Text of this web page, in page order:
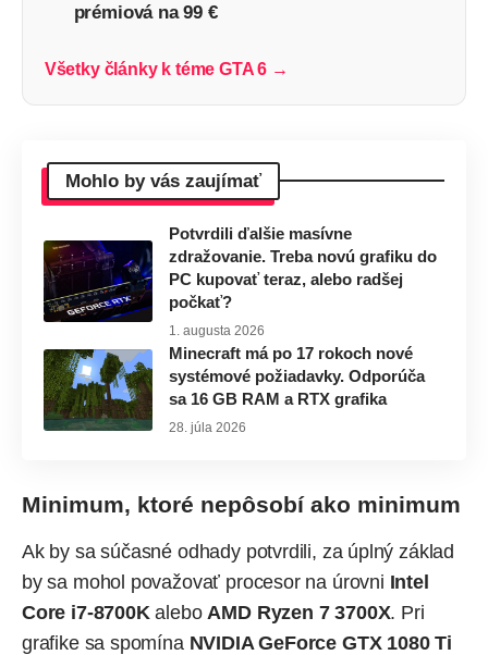
prémiová na 99 €
Všetky články k téme GTA 6 →
Mohlo by vás zaujímať
Potvrdili ďalšie masívne
zdražovanie. Treba novú grafiku do
PC kupovať teraz, alebo radšej
počkať?
1. augusta 2026
Minecraft má po 17 rokoch nové
systémové požiadavky. Odporúča
sa 16 GB RAM a RTX grafika
28. júla 2026
Minimum, ktoré nepôsobí ako minimum
Ak by sa súčasné odhady potvrdili, za úplný základ
by sa mohol považovať procesor na úrovni Intel
Core i7-8700K alebo AMD Ryzen 7 3700X. Pri
grafike sa spomína NVIDIA GeForce GTX 1080 Ti